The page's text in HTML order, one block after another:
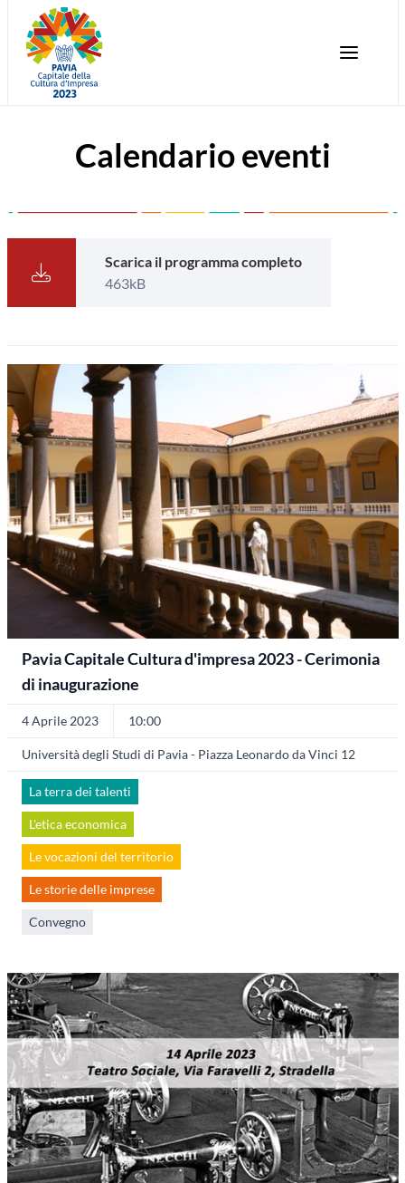
Calendario eventi
Scarica il programma completo
463kB
Pavia Capitale Cultura d'impresa 2023 - Cerimonia
di inaugurazione
4 Aprile 2023 10:00
Università degli Studi di Pavia - Piazza Leonardo da Vinci 12
La terra dei talenti
L'etica economica
Le vocazioni del territorio
Le storie delle imprese
Convegno